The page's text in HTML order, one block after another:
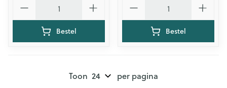
Bestel Bestel
Toon per pagina